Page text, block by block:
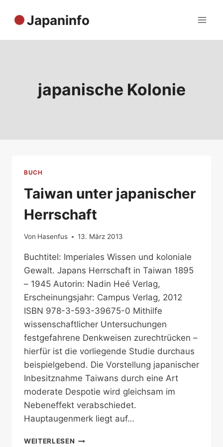
Inhalt
Japaninfo
japanische Kolonie
BUCH
Taiwan unter japanischer
Herrschaft
Von Hasenfus 13. März 2013
Buchtitel: Imperiales Wissen und koloniale
Gewalt. Japans Herrschaft in Taiwan 1895
– 1945 Autorin: Nadin Heé Verlag,
Erscheinungsjahr: Campus Verlag, 2012
ISBN 978-3-593-39675-0 Mithilfe
wissenschaftlicher Untersuchungen
festgefahrene Denkweisen zurechtrücken –
hierfür ist die vorliegende Studie durchaus
beispielgebend. Die Vorstellung japanischer
Inbesitznahme Taiwans durch eine Art
moderate Despotie wird gleichsam im
Nebeneffekt verabschiedet.
Hauptaugenmerk liegt auf…
WEITERLESEN TAIWAN